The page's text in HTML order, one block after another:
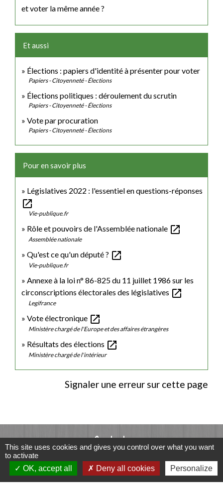
et voter la même année ?
Et aussi
Élections : papiers d'identité à présenter pour voter
Papiers - Citoyenneté - Élections
Élections politiques : déroulement du scrutin
Papiers - Citoyenneté - Élections
Vote par procuration
Papiers - Citoyenneté - Élections
Pour en savoir plus
Législatives 2022 : l'essentiel en questions-réponses
open_in_new
Vie-publique.fr
Rôle et pouvoirs de l'Assemblée nationale open_in_new
Assemblée nationale
Qu'est ce qu'un député ? open_in_new
Vie-publique.fr
Annexe à la loi n° 86-825 du 11 juillet 1986 sur les
circonscriptions électorales des législatives open_in_new
Legifrance
Vote électronique open_in_new
Ministère chargé de l'Europe et des affaires étrangères
Résultats des élections open_in_new
Ministère chargé de l'intérieur
Signaler une erreur sur cette page
Contacts
Commune de Luitré-Dompierre
14 rue de Normandie - LUITRE
This site uses cookies and gives you control over what you want
to activate
OK, accept all
Deny all cookies Personalize